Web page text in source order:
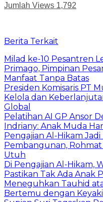
Jumlah Views 1,792
Berita Terkait
Milad ke-10 Pesantren
Primago, Pimpinan
Manfaat Tanpa Batas
Presiden Komisaris PT
Kelola dan
Global
Pelatihan AI GP Ansor
Indriany: Anak Muda
Pengajian Al-Hikam
Pembangunan, Rohmat
Utuh
Di Pengajian Al-Hikam,
Pastikan Tak Ada Anak
Meneguhkan Tauhid
Bertemu dengan